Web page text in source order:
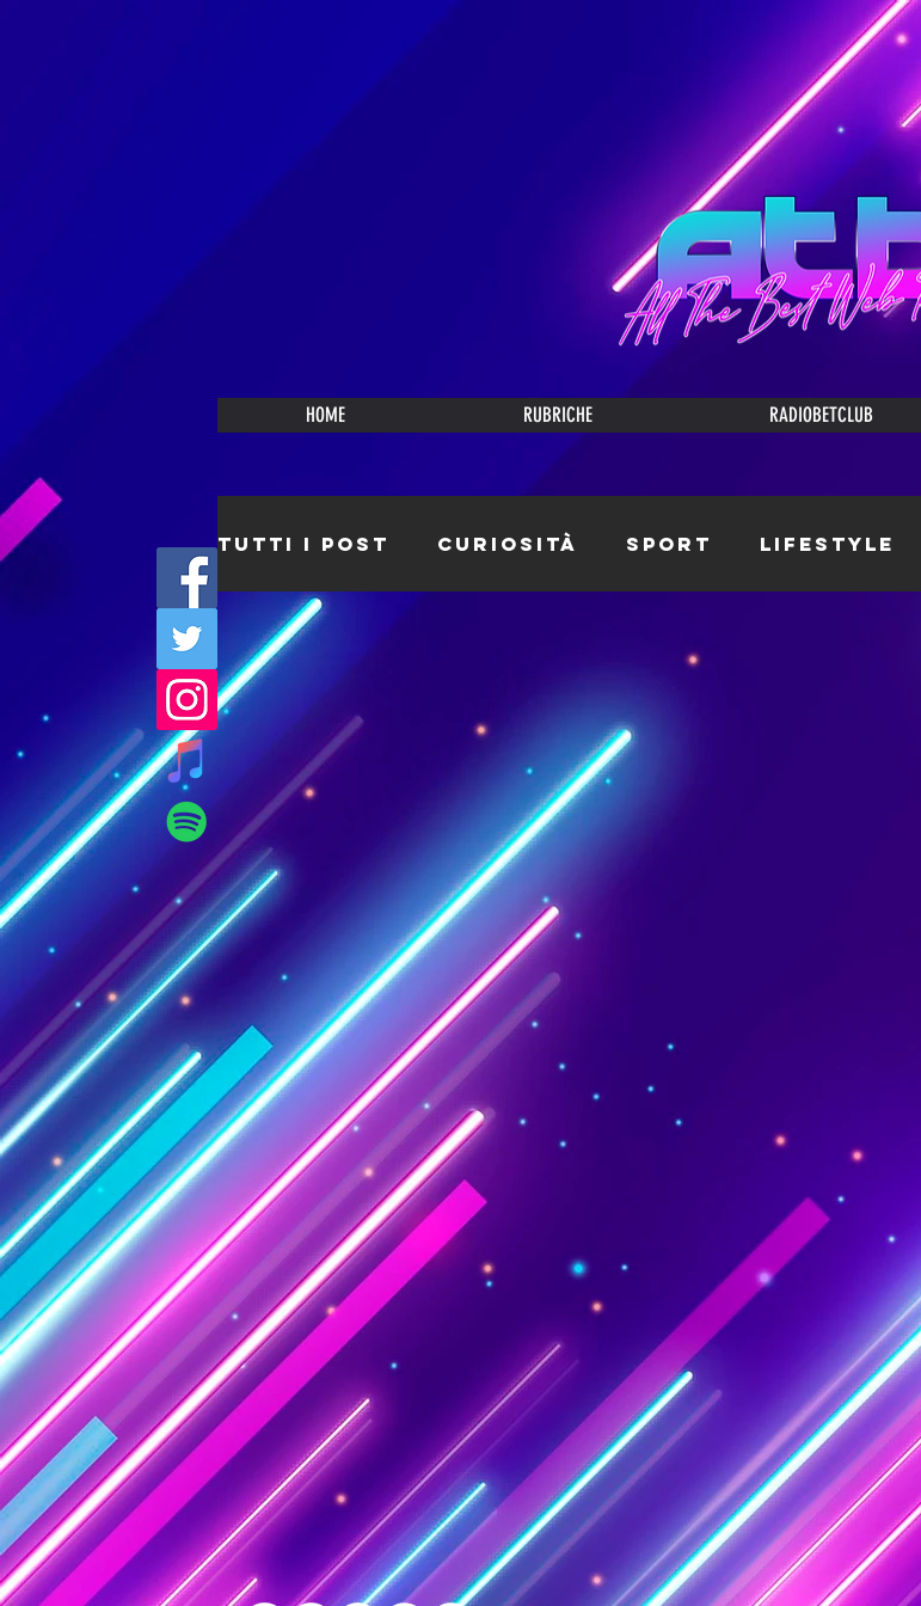
HOME RUBRICHE RADIOBETCLUB
Tutti i post Curiosità Sport Lifestyle